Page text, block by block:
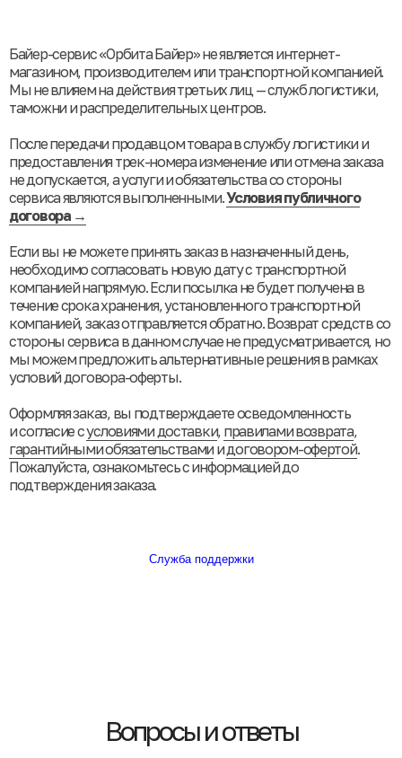
Байер-сервис «Орбита Байер» не является интернет-
магазином, производителем или транспортной компанией.
Мы не влияем на действия третьих лиц — служб логистики,
таможни и распределительных центров.
После передачи продавцом товара в службу логистики и
предоставления трек-номера изменение или отмена заказа
не допускается, а услуги и обязательства со стороны
сервиса являются выполненными.Условия публичного
договора →
Если вы не можете принять заказ в назначенный день,
необходимо согласовать новую дату с транспортной
компанией напрямую. Если посылка не будет получена в
течение срока хранения, установленного транспортной
компанией, заказ отправляется обратно. Возврат средств со
стороны сервиса в данном случае не предусматривается, но
мы можем предложить альтернативные решения в рамках
условий договора-оферты.
Оформляя заказ, вы подтверждаете осведомленность
и согласие сусловиями доставки, правилами возврата,
гарантийными обязательствамиидоговором-офертой.
Пожалуйста, ознакомьтесь с информацией до
подтверждения заказа.
Служба поддержки
Вопросы и ответы